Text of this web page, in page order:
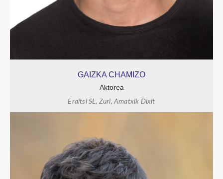
GAIZKA CHAMIZO
Aktorea
Eraitsi SL, Zuri, Amatxik Dixit